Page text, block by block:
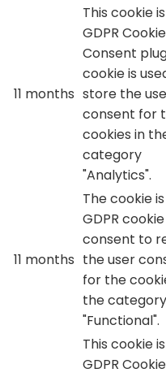
11 months
This cookie
GDPR Cookie
Consent
cookie is
store the
consent for
cookies in
category
"Analytics".
11 months
The cookie
GDPR cookie
consent to
the user
for the
the category
"Functional".
This cookie
GDPR Cookie